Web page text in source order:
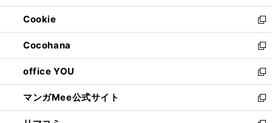
開
く
ウ
で
開
く
ン
ド
ウ
で
開
く
ウ
ィ
ン
ド
ウ
で
開
く
Cookie
新
し
い
ウ
ィ
ン
ド
ウ
Cocohana
新
し
い
ウ
ィ
ン
office YOU
新
し
い
ウ
マンガMee公式サイト
新
し